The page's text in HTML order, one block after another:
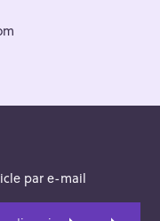
par e-mail